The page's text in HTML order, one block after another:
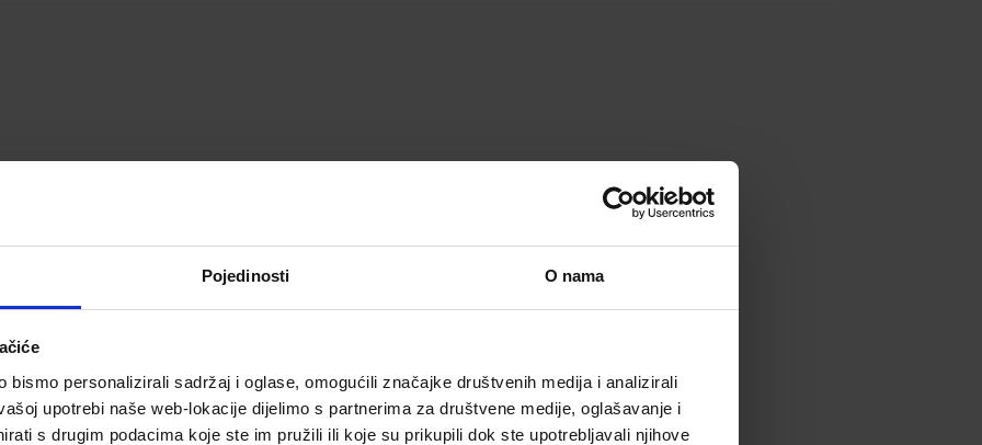
Pojedinosti O nama
bismo personalizirali sadržaj i oglase, omogućili značajke društvenih medija i analizirali
upotrebi naše web-lokacije dijelimo s partnerima za društvene medije, oglašavanje i
s drugim podacima koje ste im pružili ili koje su prikupili dok ste upotrebljavali njihove